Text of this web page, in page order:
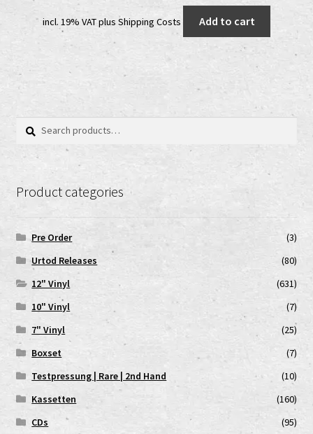
price
was:
price
is:
incl. 19% VATplus Shipping Costs Add to cart
Search
Search
Product categories
Pre Order
(3)
Urtod Releases
(80)
12" Vinyl
(631)
10" Vinyl
(7)
7" Vinyl
(25)
Boxset
(7)
Testpressung | Rare | 2nd Hand
(10)
Kassetten
(160)
CDs
(95)